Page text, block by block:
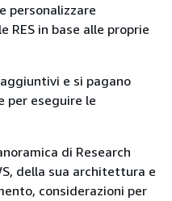
personalizzare
RES in base alle proprie
e si pagano
per eseguire le
di Research
della sua architettura e
considerazioni per